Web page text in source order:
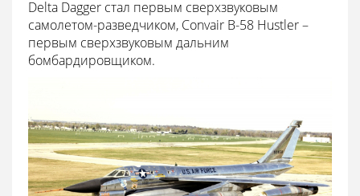
Delta Dagger стал первым сверхзвуковым
самолетом-разведчиком, Convair B-58 Hustler –
первым сверхзвуковым дальним
бомбардировщиком.